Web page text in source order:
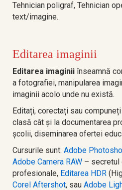
Tehnician poligraf, Tehnician
text/imagine.
Editarea imaginii
Editarea imaginii înseamnă
a fotografiei, manipularea
imaginii acolo unde nu există.
Editați, corectați sau
clasă cât și la documentarea
școlii, diseminarea ofertei
Cursurile sunt: Adobe
Adobe Camera RAW – secretul
profesionale, Editarea HDR
Corel Aftershot, sau Adobe